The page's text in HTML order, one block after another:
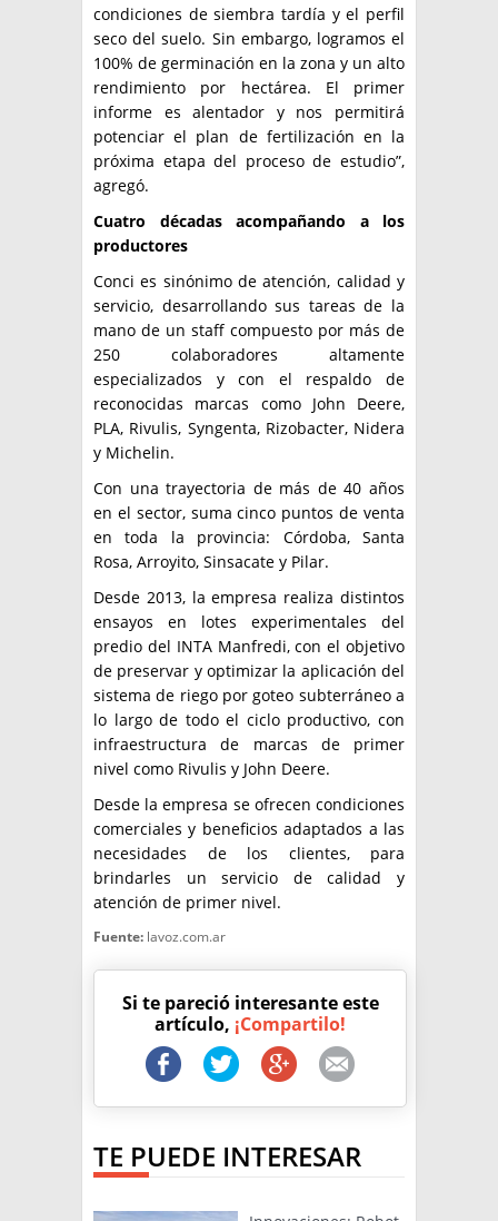
condiciones de siembra tardía y el perfil
seco del suelo. Sin embargo, logramos el
100% de germinación en la zona y un alto
rendimiento por hectárea. El primer
informe es alentador y nos permitirá
potenciar el plan de fertilización en la
próxima etapa del proceso de estudio”,
agregó.
Cuatro décadas acompañando a los
productores
Conci es sinónimo de atención, calidad y
servicio, desarrollando sus tareas de la
mano de un staff compuesto por más de
250 colaboradores altamente
especializados y con el respaldo de
reconocidas marcas como John Deere,
PLA, Rivulis, Syngenta, Rizobacter, Nidera
y Michelin.
Con una trayectoria de más de 40 años
en el sector, suma cinco puntos de venta
en toda la provincia: Córdoba, Santa
Rosa, Arroyito, Sinsacate y Pilar.
Desde 2013, la empresa realiza distintos
ensayos en lotes experimentales del
predio del INTA Manfredi, con el objetivo
de preservar y optimizar la aplicación del
sistema de riego por goteo subterráneo a
lo largo de todo el ciclo productivo, con
infraestructura de marcas de primer
nivel como Rivulis y John Deere.
Desde la empresa se ofrecen condiciones
comerciales y beneficios adaptados a las
necesidades de los clientes, para
brindarles un servicio de calidad y
atención de primer nivel.
Fuente: lavoz.com.ar
Si te pareció interesante este
artículo, ¡Compartilo!
TE PUEDE INTERESAR